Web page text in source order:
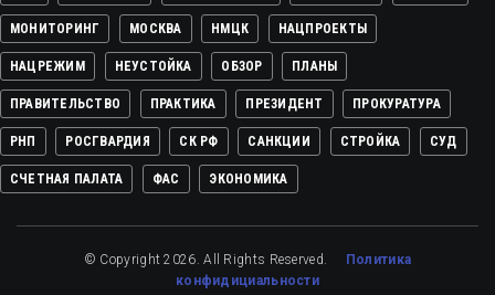
МОНИТОРИНГ МОСКВА НМЦК НАЦПРОЕКТЫ
НАЦРЕЖИМ НЕУСТОЙКА ОБЗОР ПЛАНЫ
ПРАВИТЕЛЬСТВО ПРАКТИКА ПРЕЗИДЕНТ ПРОКУРАТУРА
РНП РОСГВАРДИЯ СК РФ САНКЦИИ СТРОЙКА СУД
СЧЕТНАЯ ПАЛАТА ФАС ЭКОНОМИКА
© Copyright 2026. All Rights Reserved. Политика
конфидициальности